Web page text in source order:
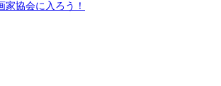
家協会に入ろう！